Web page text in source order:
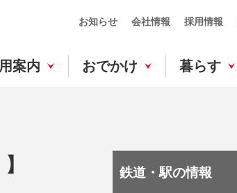
案内 おでかけ 暮らす
お知らせ 会社情報 採用情報
鉄道・駅の情報